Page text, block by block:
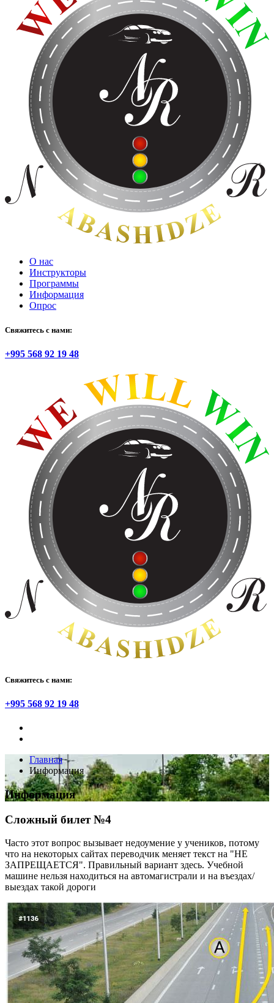
О нас
Инструкторы
Программы
Информация
Опрос
Свяжитесь с нами:
+995 568 92 19 48
Свяжитесь с нами:
+995 568 92 19 48
Главная
Информация
Информация
Сложный билет №4
Часто этот вопрос вызывает недоумение у учеников, потому
что на некоторых сайтах переводчик меняет текст на "НЕ
ЗАПРЕЩАЕТСЯ". Правильный вариант здесь. Учебной
машине нельзя находиться на автомагистрали и на въездах/
выездах такой дороги